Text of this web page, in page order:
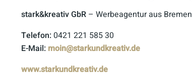
stark&kreativ GbR – Werbeagentur aus Bremen
Telefon: 0421 221 585 30
E-Mail: moin@starkundkreativ.de
www.starkundkreativ.de